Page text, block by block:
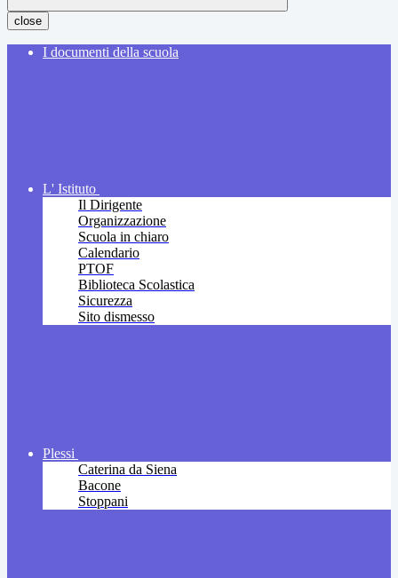
close
I documenti della scuola
L' Istituto
Il Dirigente
Organizzazione
Scuola in chiaro
Calendario
PTOF
Biblioteca Scolastica
Sicurezza
Sito dismesso
Plessi
Caterina da Siena
Bacone
Stoppani